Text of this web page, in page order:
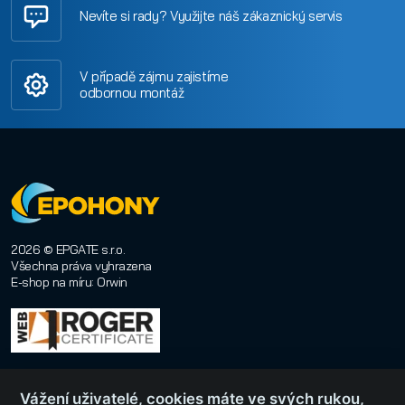
Nevíte si rady? Využijte náš zákaznický servis
V případě zájmu zajistíme
odbornou montáž
2026 © EPGATE s.r.o.
Všechna práva vyhrazena
E-shop na míru: Orwin
Vážení uživatelé, cookies máte ve svých rukou,